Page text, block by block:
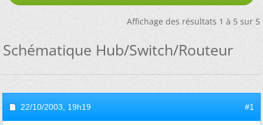
Affichage des résultats 1 à 5 sur 5
Schématique Hub/Switch/Routeur
22/10/2003, 19h19 #1